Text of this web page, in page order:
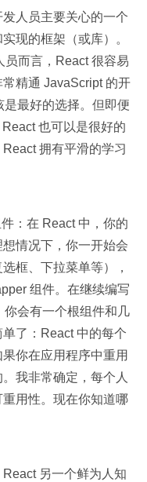
人员主要关心的一个
现的框架（或库）。
员而言，React 很容易
精通 JavaScript 的开
最好的选择。但即便
也可以是很好的
拥有平滑的学习
：在 React 中，你的
情况下，你一开始会
框、下拉菜单等），
组件。在继续编写
会有一个根组件和几
了：React 中的每个
你在应用程序中重用
我非常确定，每个人
用性。现在你知道哪
另一个鲜为人知